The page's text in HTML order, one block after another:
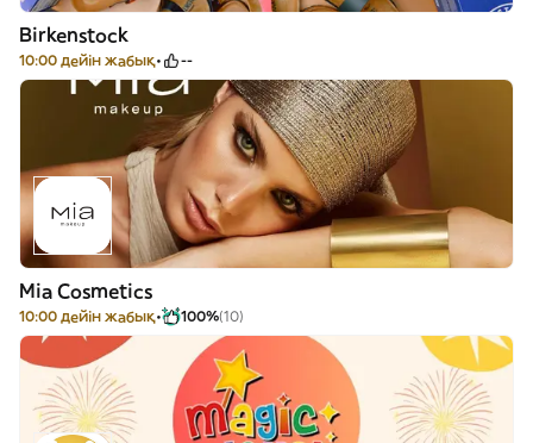
Birkenstock
10:00 дейін жабық --
Mia Cosmetics
10:00 дейін жабық 100%(10)